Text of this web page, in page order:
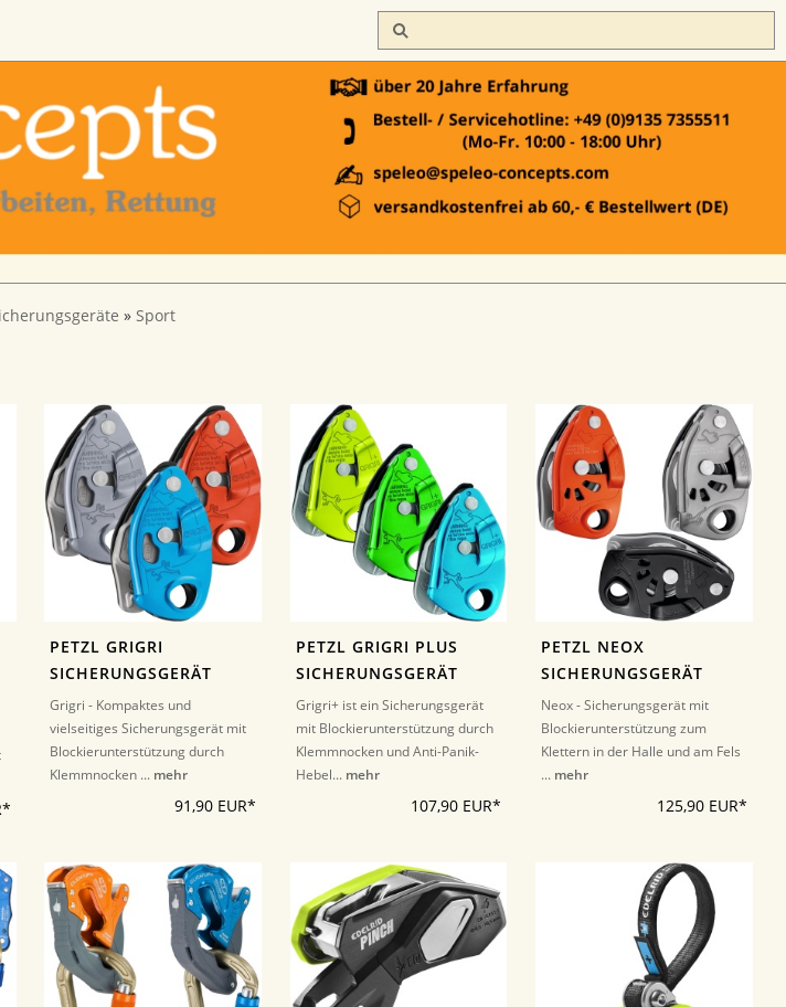
» Sport
PETZL GRIGRI
SICHERUNGSGERÄT
Grigri - Kompaktes und
vielseitiges Sicherungsgerät mit
Blockierunterstützung durch
Klemmnocken ... mehr
91,90 EUR*
PETZL GRIGRI PLUS
SICHERUNGSGERÄT
Grigri+ ist ein Sicherungsgerät
mit Blockierunterstützung durch
Klemmnocken und Anti-Panik-
Hebel... mehr
107,90 EUR*
PETZL NEOX
SICHERUNGSGERÄT
Neox - Sicherungsgerät mit
Blockierunterstützung zum
Klettern in der Halle und am Fels
... mehr
125,90 EUR*